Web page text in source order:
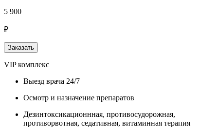
5 900
₽
Заказать
VIP комплекс
Выезд врача 24/7
Осмотр и назначение препаратов
Дезинтоксикационнная, противосудорожная,
противорвотная, седативная, витаминная терапия